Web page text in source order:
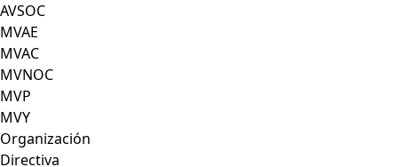
AVSOC
MVAE
MVAC
MVNOC
MVP
MVY
Organización
Directiva